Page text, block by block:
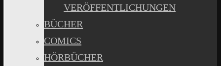
VERÖFFENTLICHUNGEN
BÜCHER
COMICS
HÖRBÜCHER